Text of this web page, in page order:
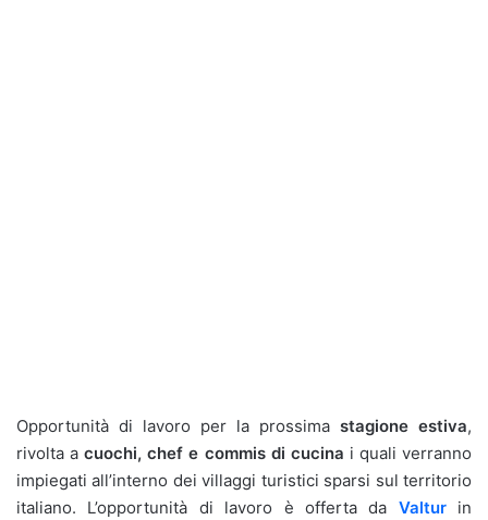
Opportunità di lavoro per la prossima stagione estiva,
rivolta acuochi, chef e commis di cucina i quali verranno
impiegati all’interno dei villaggi turistici sparsi sul territorio
italiano. L’opportunità di lavoro è offerta da Valturin